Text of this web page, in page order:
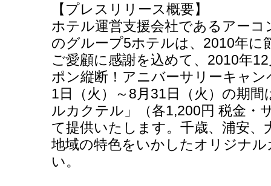
【プレスリリース概要】
ホテル運営支援会社であるアー
のグループ5ホテルは、2010年に
ご愛顧に感謝を込めて、2010年
ポン縦断！アニバーサリーキャ
1日（火）～8月31日（火）の期
ルカクテル」（各1,200円 税金・
て提供いたします。千歳、浦安、
地域の特色をいかしたオリジナ
い。